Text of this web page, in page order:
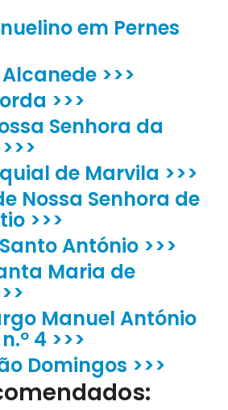
em Pernes
>>>
>>>
Senhora da
de Marvila >>>
Nossa Senhora de
>>>
António >>>
Maria de
Manuel António
4 >>>
Domingos >>>